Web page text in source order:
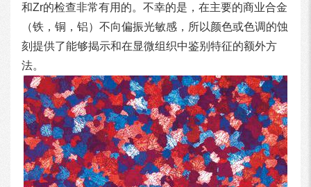
和Zr的检查非常有用的。不幸的是，在主要的商业合金
（铁，铜，铝）不向偏振光敏感，所以颜色或色调的蚀
刻提供了能够揭示和在显微组织中鉴别特征的额外方
法。